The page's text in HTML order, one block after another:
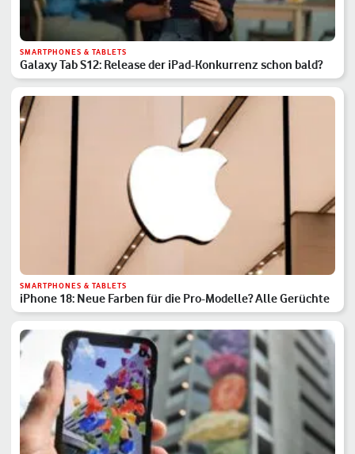
SMARTPHONES & TABLETS
Galaxy Tab S12: Release der iPad-Konkurrenz schon bald?
SMARTPHONES & TABLETS
iPhone 18: Neue Farben für die Pro-Modelle? Alle Gerüchte